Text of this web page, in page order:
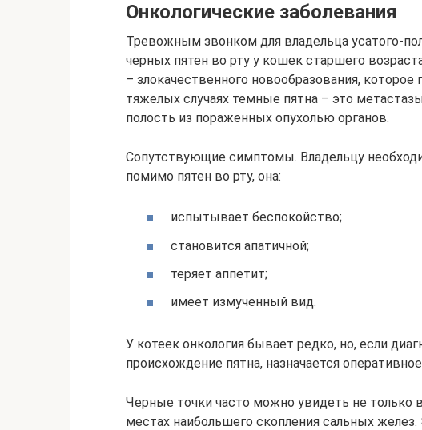
Онкологические заболевания
Тревожным звонком для владельца усатого-
черных пятен во рту у кошек старшего
– злокачественного новообразования,
тяжелых случаях темные пятна – это
полость из пораженных опухолью органов.
Сопутствующие симптомы. Владельцу
помимо пятен во рту, она:
испытывает беспокойство;
становится апатичной;
теряет аппетит;
имеет измученный вид.
У котеек онкология бывает редко, но, если
происхождение пятна, назначается
Черные точки часто можно увидеть не только
местах наибольшего скопления сальных